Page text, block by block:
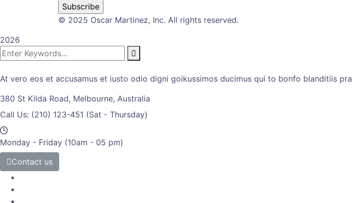
© 2025 Oscar Martinez, Inc. All rights reserved.
2026
At vero eos et accusamus et iusto odio digni goikussimos ducimus qui to bonfo blanditiis
380 St Kilda Road, Melbourne, Australia
Call Us: (210) 123-451 (Sat - Thursday)
Monday - Friday (10am - 05 pm)
Contact us